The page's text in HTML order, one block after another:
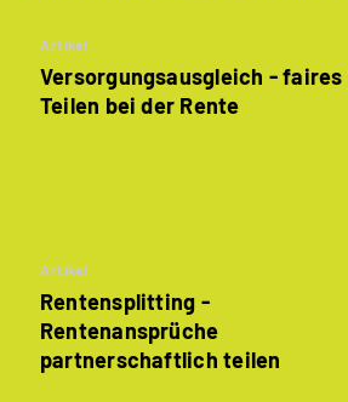
Artikel
Versorgungsausgleich - faires
Teilen bei der Rente
Artikel
Rentensplitting -
Rentenansprüche
partnerschaftlich teilen